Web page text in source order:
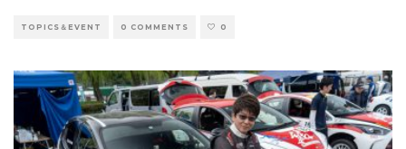
TOPICS＆EVENT 0 COMMENTS 0